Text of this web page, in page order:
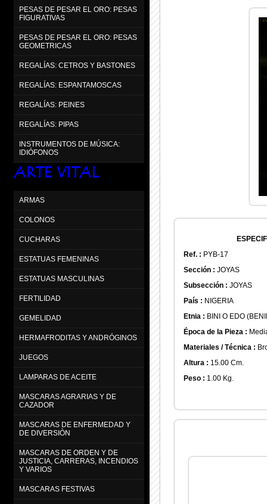
Ref. : PYB-17
Sección : JOYAS
Subsección : JOYAS
País : NIGERIA
Etnia : BINI O EDO
Época de la Pieza :
Materiales / Técnica :
Altura : 15.00 Cm.
Peso : 1.00 Kg.
PESAS DE PESAR EL ORO: PESAS
FIGURATIVAS
PESAS DE PESAR EL ORO: PESAS
GEOMETRICAS
REGALÍAS: CETROS Y BASTONES
REGALÍAS: ESPANTAMOSCAS
REGALÍAS: PEINES
REGALÍAS: PIPAS
INSTRUMENTOS DE MÚSICA:
IDIÓFONOS
ARTE VITAL
ARMAS
COLONOS
CUCHARAS
ESTATUAS FEMENINAS
ESTATUAS MASCULINAS
FERTILIDAD
GEMELIDAD
HERMAFRODITAS Y ANDRÓGINOS
JUEGOS
LAMPARAS DE ACEITE
MASCARAS AGRARIAS Y DE
CAZADOR
MASCARAS DE ENFERMEDAD Y
DE DIVERSIÒN
MASCARAS DE ORDEN Y DE
JUSTICIA, CARRERAS, INCENDIOS
Y VARIOS
MASCARAS FESTIVAS